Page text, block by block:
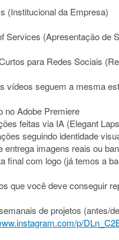
(Institucional da Empresa)
Services (Apresentação de
para Redes Sociais
vídeos seguem a mesma
no Adobe Premiere
feitas via IA (Elegant
seguindo identidade
entrega imagens reais ou
final com logo (já temos a
que você deve conseguir
de projetos (antes/
p/